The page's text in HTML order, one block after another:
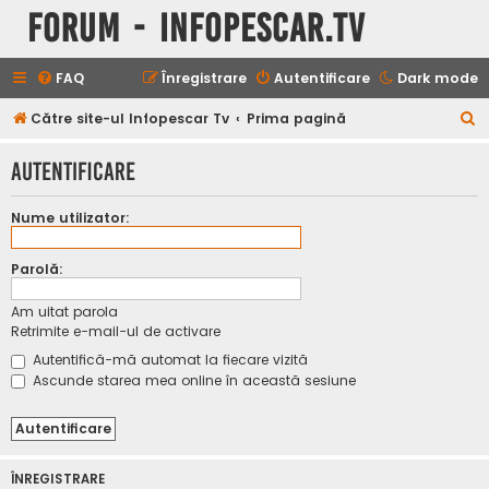
Forum - InfoPescar.Tv
Dark mode
FAQ Autentificare
Înregistrare
Către site-ul Infopescar Tv Prima pagină
t
Autentificare
Nume utilizator:
Parolă:
Am uitat parola
Retrimite e-mail-ul de activare
Autentifică-mă automat la fiecare vizită
Ascunde starea mea online în această sesiune
ÎNREGISTRARE